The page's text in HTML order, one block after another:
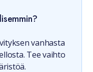
vanhasta
Tee vaihto